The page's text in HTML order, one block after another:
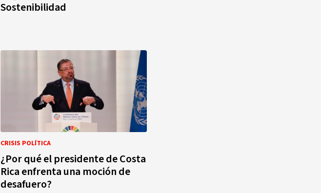
Sostenibilidad
CRISIS POLÍTICA
¿Por qué el presidente de Costa
Rica enfrenta una moción de
desafuero?